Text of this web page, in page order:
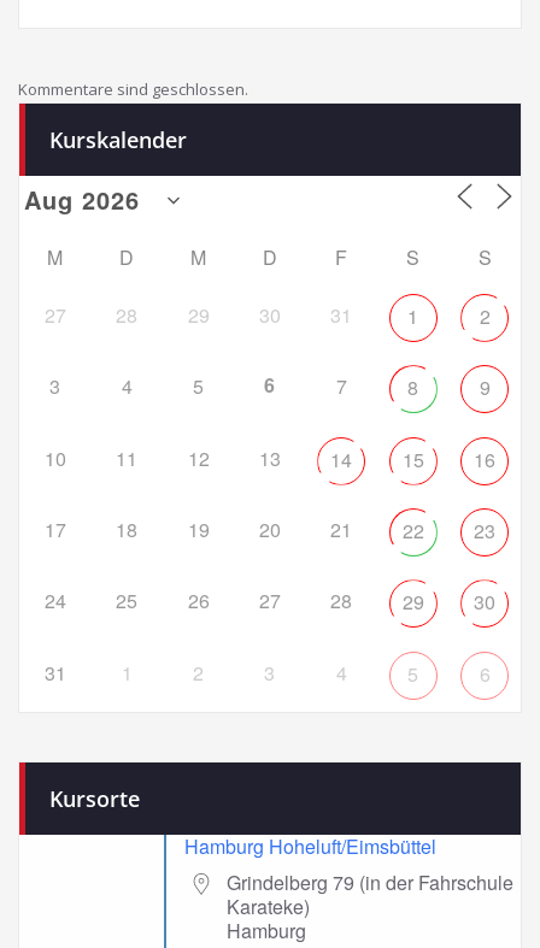
Kommentare sind geschlossen.
Kurskalender
M D M D F S S
27 28 29 30 31 1 2
3 4 5 6 7 8 9
10 11 12 13 14 15 16
17 18 19 20 21 22 23
24 25 26 27 28 29 30
31 1 2 3 4 5 6
Kursorte
Hamburg Hoheluft/Eimsbüttel
Grindelberg 79 (in der Fahrschule
Karateke)
Hamburg